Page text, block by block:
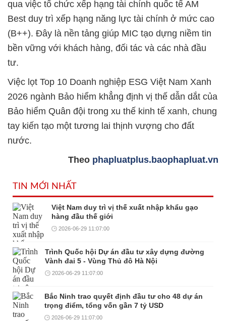
qua việc tổ chức xếp hạng tài chính quốc tế AM
Best duy trì xếp hạng năng lực tài chính ở mức cao
(B++). Đây là nền tảng giúp MIC tạo dựng niềm tin
bền vững với khách hàng, đối tác và các nhà đầu
tư.
Việc lọt Top 10 Doanh nghiệp ESG Việt Nam Xanh
2026 ngành Bảo hiểm khẳng định vị thế dẫn dắt của
Bảo hiểm Quân đội trong xu thế kinh tế xanh, chung
tay kiến tạo một tương lai thịnh vượng cho đất
nước.
Theo phapluatplus.baophapluat.vn
TIN MỚI NHẤT
Việt Nam duy trì vị thế xuất nhập khẩu gạo
hàng đầu thế giới
2026-06-29 11:07:00
Trình Quốc hội Dự án đầu tư xây dựng đường
Vành đai 5 - Vùng Thủ đô Hà Nội
2026-06-29 11:07:00
Bắc Ninh trao quyết định đầu tư cho 48 dự án
trọng điểm, tổng vốn gần 7 tỷ USD
2026-06-29 11:07:00